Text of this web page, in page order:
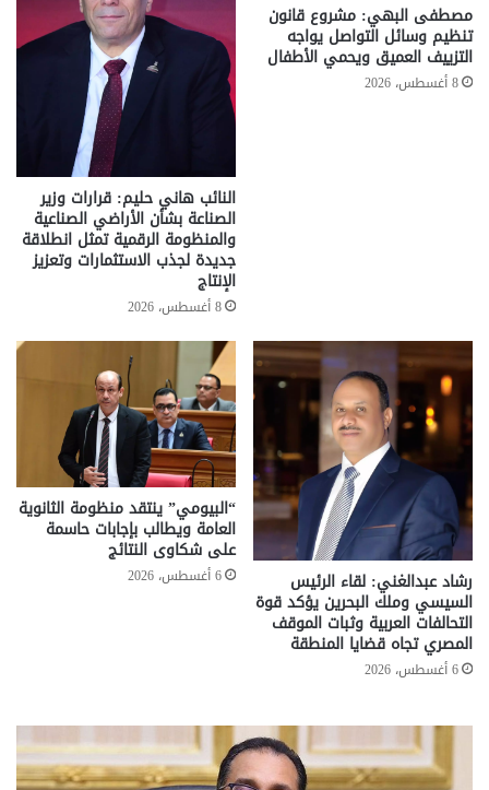
مصطفى البهي: مشروع قانون
تنظيم وسائل التواصل يواجه
التزييف العميق ويحمي الأطفال
8 أغسطس، 2026
النائب هاني حليم: قرارات وزير
الصناعة بشأن الأراضي الصناعية
والمنظومة الرقمية تمثل انطلاقة
جديدة لجذب الاستثمارات وتعزيز
الإنتاج
8 أغسطس، 2026
رشاد عبدالغني: لقاء الرئيس
السيسي وملك البحرين يؤكد قوة
التحالفات العربية وثبات الموقف
المصري تجاه قضايا المنطقة
6 أغسطس، 2026
“البيومي” ينتقد منظومة الثانوية
العامة ويطالب بإجابات حاسمة
على شكاوى النتائج
6 أغسطس، 2026
تحركات
حكومية
لحسم
..